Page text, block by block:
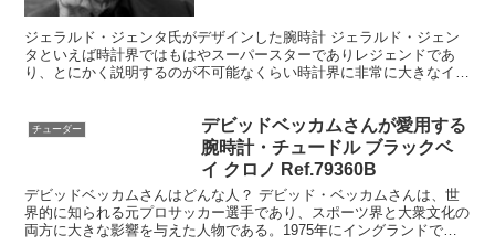
ジェラルド・ジェンタ氏がデザインした腕時計 ジェラルド・ジェン
タといえば時計界ではもはやスーパースターでありレジェンドであ
り、とにかく説明するのが不可能なくらい時計界に非常に大きなイン
チューダー
デビッドベッカムさんが愛用する
腕時計・チュードル ブラックベ
イ クロノ Ref.79360B
デビッドベッカムさんはどんな人？ デビッド・ベッカムさんは、世
界的に知られる元プロサッカー選手であり、スポーツ界と大衆文化の
両方に大きな影響を与えた人物である。1975年にイングランドで生